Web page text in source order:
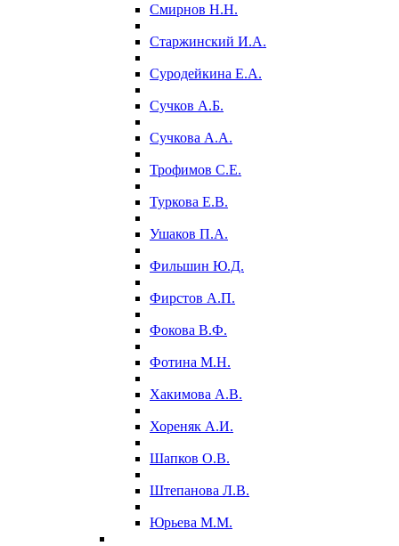
Смирнов Н.Н.
Старжинский И.А.
Суродейкина Е.А.
Сучков А.Б.
Сучкова А.А.
Трофимов С.Е.
Туркова Е.В.
Ушаков П.А.
Фильшин Ю.Д.
Фирстов А.П.
Фокова В.Ф.
Фотина М.Н.
Хакимова А.В.
Хореняк А.И.
Шапков О.В.
Штепанова Л.В.
Юрьева М.М.